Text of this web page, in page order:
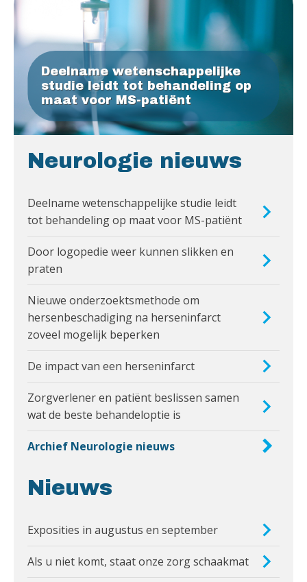
Deelname wetenschappelijke
studie leidt tot behandeling op
maat voor MS-patiënt
Neurologie nieuws
Deelname wetenschappelijke studie leidt
tot behandeling op maat voor MS-patiënt
Door logopedie weer kunnen slikken en
praten
Nieuwe onderzoektsmethode om
hersenbeschadiging na herseninfarct
zoveel mogelijk beperken
De impact van een herseninfarct
Zorgverlener en patiënt beslissen samen
wat de beste behandeloptie is
Archief Neurologie nieuws
Nieuws
Exposities in augustus en september
Als u niet komt, staat onze zorg schaakmat